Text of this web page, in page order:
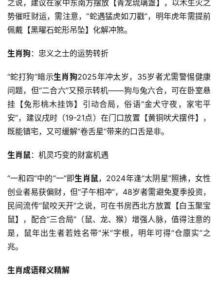
之说，建议在家中东南方摆放【青龙琉璃盏】，以木生火之
势催旺财运，需注意，“蛇遇猛虎如刀戳”，明年虎年需提前
佩戴【黑曜石蛇形吊坠】化解冲煞。
生肖狗 ：忠义之士的运势转折
“蛇打狗”暗示生肖狗2025年冲太岁，35岁者尤需警惕健康
问题，但“二合六”又预示转机——狗与兔六合，可在卧室悬
挂【兔形桃木挂饰】引动合局，俗语“金犬守夜，家宅平
安”，建议戌时（19-21点）在门口放置【黄铜吠犬摆件】，
既能镇宅，又可缓解“卷舌星”带来的口舌是非。
生肖鼠：机灵巧变的财富机遇
“一和四”中的“一”即生肖鼠，2024年逢“太阴星”照拂，女性
创业者易获偏财，但“子午相冲”，48岁者需避免夏季投资，
民间流传“鼠咬天开”之说，可在书房西北方放置【白玉聚宝
鼠】，配合“三合局”（鼠、龙、猴）增强人脉，值得注意的
是，鼠年出生者若姓名带“米”字根，明年可得“仓廪实”之
兆。
生肖成语释义精解